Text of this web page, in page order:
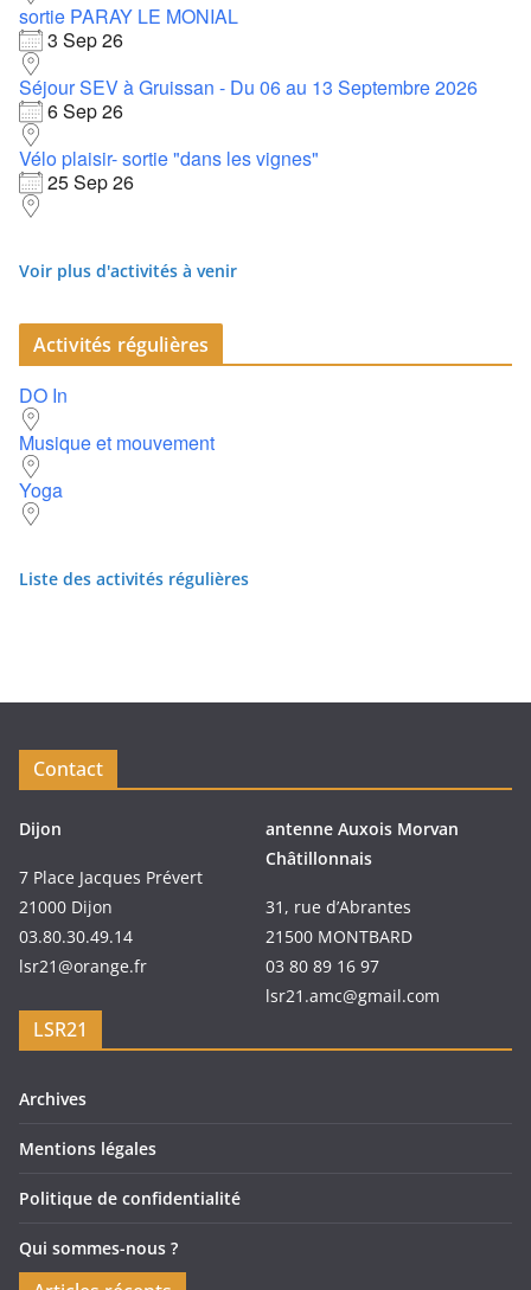
sortie PARAY LE MONIAL
3 Sep 26
Séjour SEV à Gruissan - Du 06 au 13 Septembre 2026
6 Sep 26
Vélo plaisir- sortie "dans les vignes"
25 Sep 26
Voir plus d'activités à venir
Activités régulières
DO In
Musique et mouvement
Yoga
Liste des activités régulières
Contact
Dijon
7 Place Jacques Prévert
21000 Dijon
03.80.30.49.14
lsr21@orange.fr
antenne Auxois Morvan
Châtillonnais
31, rue d’Abrantes
21500 MONTBARD
03 80 89 16 97
lsr21.amc@gmail.com
LSR21
Archives
Mentions légales
Politique de confidentialité
Qui sommes-nous ?